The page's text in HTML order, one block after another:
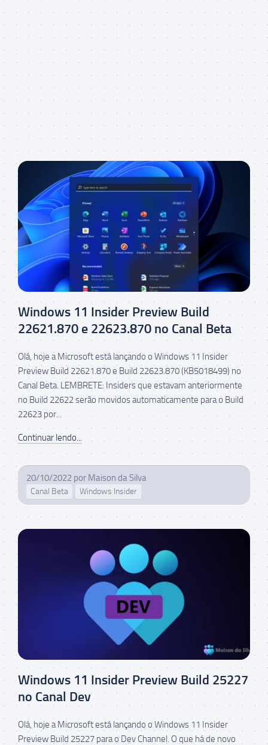
Windows 11 Insider Preview Build
22621.870 e 22623.870 no Canal Beta
Olá, hoje a Microsoft está lançando o Windows 11 Insider
Preview Build 22621.870 e Build 22623.870 (KB5018499) no
Canal Beta. LEMBRETE: Insiders que estavam anteriormente
no Build 22622 serão movidos automaticamente para o Build
22623 por...
Continuar lendo...
20/10/2022 por Maison da Silva
Canal Beta Windows Insider
Windows 11 Insider Preview Build 25227
no Canal Dev
Olá, hoje a Microsoft está lançando o Windows 11 Insider
Preview Build 25227 para o Dev Channel. O que há de novo